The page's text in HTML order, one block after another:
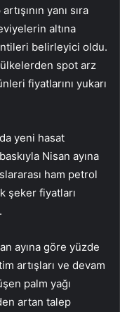
yanı sıra
altına
belirleyici oldu.
ülkelerden spot arz
fiyatlarını yukarı
yeni hasat
Nisan ayına
ham petrol
şeker fiyatları
ayına göre yüzde
artışları ve devam
palm yağı
artan talep